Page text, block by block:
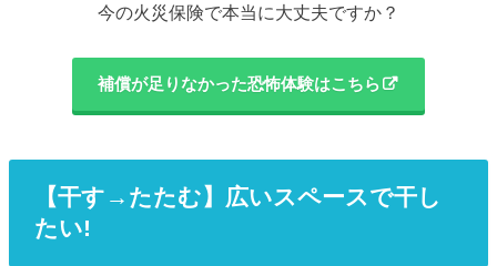
今の火災保険で本当に大丈夫ですか？
補償が足りなかった恐怖体験はこちら
【干す→たたむ】広いスペースで干し
たい!